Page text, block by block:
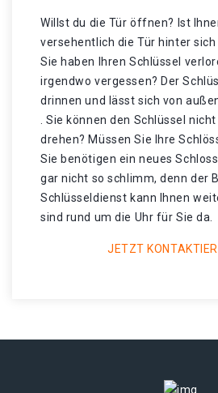
Willst du die Tür öffnen? Ist
versehentlich die Tür hinter
Sie haben Ihren Schlüssel
irgendwo vergessen? Der
drinnen und lässt sich von
. Sie können den Schlüssel
drehen? Müssen Sie Ihre
Sie benötigen ein neues
gar nicht so schlimm, denn der
Schlüsseldienst kann Ihnen
sind rund um die Uhr für Sie da.
JETZT